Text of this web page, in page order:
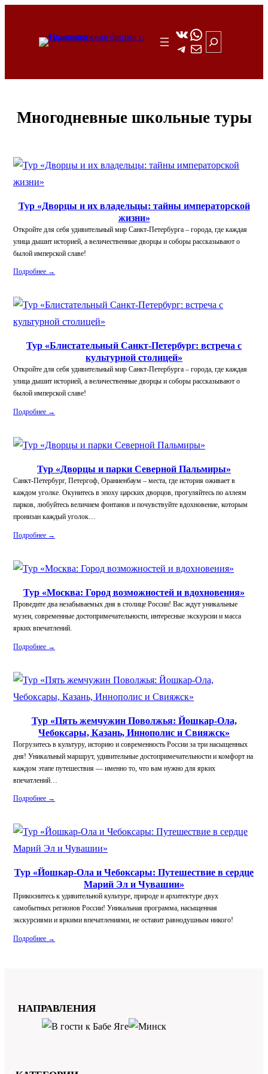
содержимому
ВКонтакте
WhatsApp
Telegram
Почта
Поиск
Многодневные школьные туры
Тур «Дворцы и их владельцы: тайны императорской
жизни»
Откройте для себя удивительный мир Санкт-Петербурга – города, где каждая
улица дышит историей, а величественные дворцы и соборы рассказывают о
былой имперской славе!
Подробнее →
Тур «Блистательный Санкт-Петербург: встреча с
культурной столицей»
Откройте для себя удивительный мир Санкт-Петербурга – города, где каждая
улица дышит историей, а величественные дворцы и соборы рассказывают о
былой имперской славе!
Подробнее →
Тур «Дворцы и парки Северной Пальмиры»
Санкт-Петербург, Петергоф, Ораниенбаум – места, где история оживает в
каждом уголке. Окунитесь в эпоху царских дворцов, прогуляйтесь по аллеям
парков, любуйтесь величием фонтанов и почувствуйте вдохновение, которым
пронизан каждый уголок…
Подробнее →
Тур «Москва: Город возможностей и вдохновения»
Проведите два незабываемых дня в столице России! Вас ждут уникальные
музеи, современные достопримечательности, интересные экскурсии и масса
ярких впечатлений.
Подробнее →
Тур «Пять жемчужин Поволжья: Йошкар-Ола,
Чебоксары, Казань, Иннополис и Свияжск»
Погрузитесь в культуру, историю и современность России за три насыщенных
дня! Уникальный маршрут, удивительные достопримечательности и комфорт на
каждом этапе путешествия — именно то, что вам нужно для ярких
впечатлений…
Подробнее →
Тур «Йошкар-Ола и Чебоксары: Путешествие в сердце
Марий Эл и Чувашии»
Прикоснитесь к удивительной культуре, природе и архитектуре двух
самобытных регионов России! Уникальная программа, насыщенная
экскурсиями и яркими впечатлениями, не оставит равнодушным никого!
Подробнее →
НАПРАВЛЕНИЯ